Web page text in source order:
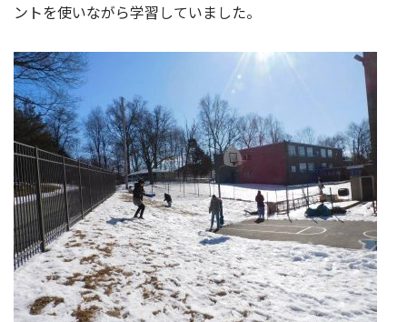
ントを使いながら学習していました。